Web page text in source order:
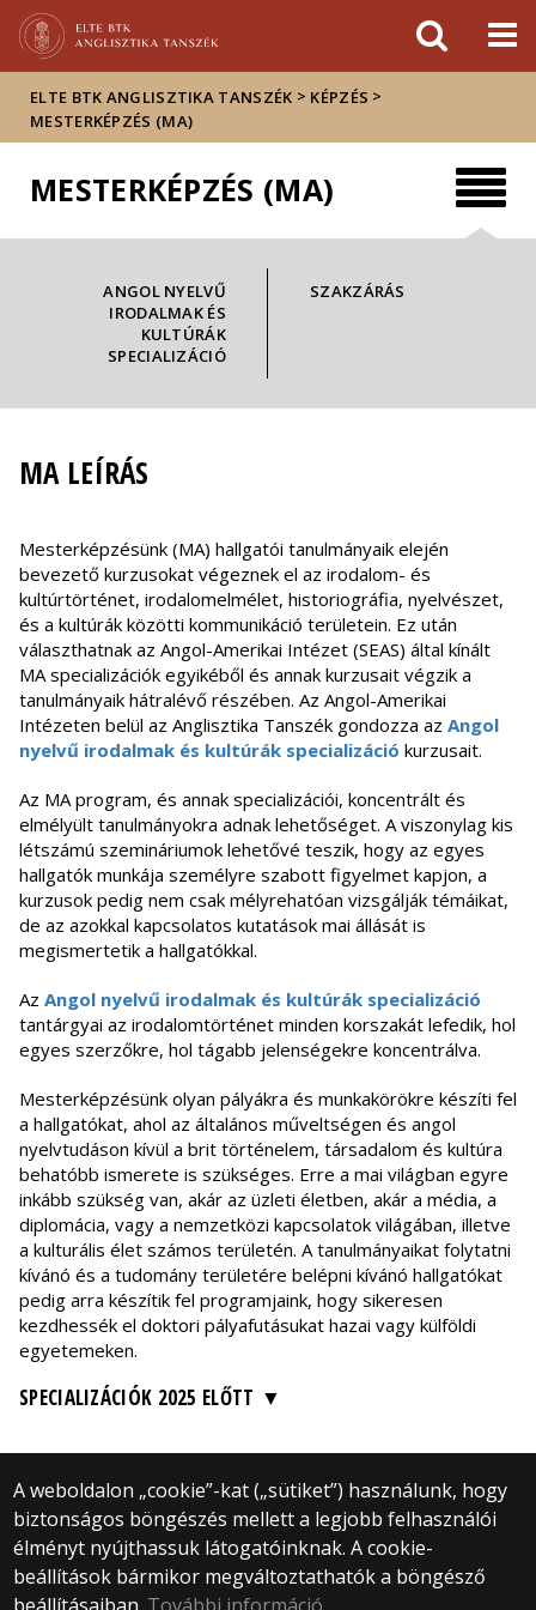
sajtóban
ELTE BTK ANGLISZTIKA TANSZÉK > KÉPZÉS >
MESTERKÉPZÉS (MA)
MESTERKÉPZÉS (MA)
ANGOL NYELVŰ
IRODALMAK ÉS
KULTÚRÁK
SPECIALIZÁCIÓ
SZAKZÁRÁS
MA LEÍRÁS
Mesterképzésünk (MA) hallgatói tanulmányaik elején
bevezető kurzusokat végeznek el az irodalom- és
kultúrtörténet, irodalomelmélet, historiográfia, nyelvészet,
és a kultúrák közötti kommunikáció területein. Ez után
választhatnak az Angol-Amerikai Intézet (SEAS) által kínált
MA specializációk egyikéből és annak kurzusait végzik a
tanulmányaik hátralévő részében. Az Angol-Amerikai
Intézeten belül az Anglisztika Tanszék gondozza az Angol
nyelvű irodalmak és kultúrák specializáció kurzusait.
Az MA program, és annak specializációi, koncentrált és
elmélyült tanulmányokra adnak lehetőséget. A viszonylag kis
létszámú szemináriumok lehetővé teszik, hogy az egyes
hallgatók munkája személyre szabott figyelmet kapjon, a
kurzusok pedig nem csak mélyrehatóan vizsgálják témáikat,
de az azokkal kapcsolatos kutatások mai állását is
megismertetik a hallgatókkal.
Az Angol nyelvű irodalmak és kultúrák specializáció
tantárgyai az irodalomtörténet minden korszakát lefedik, hol
egyes szerzőkre, hol tágabb jelenségekre koncentrálva.
Mesterképzésünk olyan pályákra és munkakörökre készíti fel
a hallgatókat, ahol az általános műveltségen és angol
nyelvtudáson kívül a brit történelem, társadalom és kultúra
behatóbb ismerete is szükséges. Erre a mai világban egyre
inkább szükség van, akár az üzleti életben, akár a média, a
diplomácia, vagy a nemzetközi kapcsolatok világában, illetve
a kulturális élet számos területén. A tanulmányaikat folytatni
kívánó és a tudomány területére belépni kívánó hallgatókat
pedig arra készítik fel programjaink, hogy sikeresen
kezdhessék el doktori pályafutásukat hazai vagy külföldi
egyetemeken.
SPECIALIZÁCIÓK 2025 ELŐTT
A weboldalon „cookie”-kat („sütiket”) használunk, hogy
biztonságos böngészés mellett a legjobb felhasználói
élményt nyújthassuk látogatóinknak. A cookie-
beállítások bármikor megváltoztathatók a böngésző
© 2025 Eötvös Loránd Tudományegyetem
Minden jog fenntartva.
1053 Budapest, Egyetem tér 1–3.
Központi telefonszám: +36 1 411 6500